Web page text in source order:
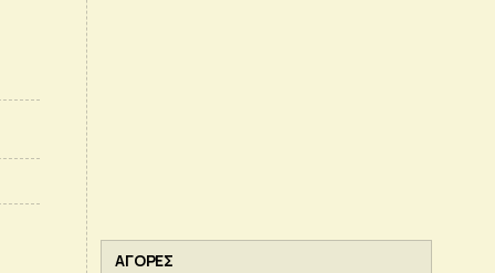
ΑΓΟΡΕΣ